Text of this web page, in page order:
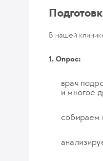
В нашей
1. Опрос:
врач
и многое
собираем